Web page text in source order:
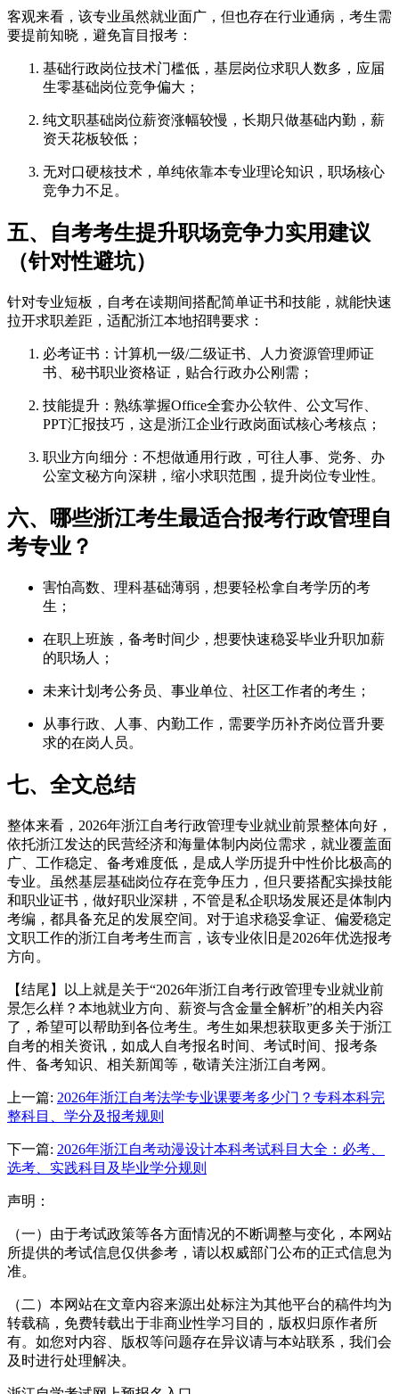
客观来看，该专业虽然就业面广，但也存在行业通病，考生需
要提前知晓，避免盲目报考：
基础行政岗位技术门槛低，基层岗位求职人数多，应届
生零基础岗位竞争偏大；
纯文职基础岗位薪资涨幅较慢，长期只做基础内勤，薪
资天花板较低；
无对口硬核技术，单纯依靠本专业理论知识，职场核心
竞争力不足。
五、自考考生提升职场竞争力实用建议
（针对性避坑）
针对专业短板，自考在读期间搭配简单证书和技能，就能快速
拉开求职差距，适配浙江本地招聘要求：
必考证书：计算机一级/二级证书、人力资源管理师证
书、秘书职业资格证，贴合行政办公刚需；
技能提升：熟练掌握Office全套办公软件、公文写作、
PPT汇报技巧，这是浙江企业行政岗面试核心考核点；
职业方向细分：不想做通用行政，可往人事、党务、办
公室文秘方向深耕，缩小求职范围，提升岗位专业性。
六、哪些浙江考生最适合报考行政管理自
考专业？
害怕高数、理科基础薄弱，想要轻松拿自考学历的考
生；
在职上班族，备考时间少，想要快速稳妥毕业升职加薪
的职场人；
未来计划考公务员、事业单位、社区工作者的考生；
从事行政、人事、内勤工作，需要学历补齐岗位晋升要
求的在岗人员。
七、全文总结
整体来看，2026年浙江自考行政管理专业就业前景整体向好，
依托浙江发达的民营经济和海量体制内岗位需求，就业覆盖面
广、工作稳定、备考难度低，是成人学历提升中性价比极高的
专业。虽然基层基础岗位存在竞争压力，但只要搭配实操技能
和职业证书，做好职业深耕，不管是私企职场发展还是体制内
考编，都具备充足的发展空间。对于追求稳妥拿证、偏爱稳定
文职工作的浙江自考考生而言，该专业依旧是2026年优选报考
方向。
【结尾】以上就是关于“2026年浙江自考行政管理专业就业前
景怎么样？本地就业方向、薪资与含金量全解析”的相关内容
了，希望可以帮助到各位考生。考生如果想获取更多关于浙江
自考的相关资讯，如成人自考报名时间、考试时间、报考条
件、备考知识、相关新闻等，敬请关注浙江自考网。
上一篇: 2026年浙江自考法学专业课要考多少门？专科本科完
整科目、学分及报考规则
下一篇: 2026年浙江自考动漫设计本科考试科目大全：必考、
选考、实践科目及毕业学分规则
声明：
（一）由于考试政策等各方面情况的不断调整与变化，本网站
所提供的考试信息仅供参考，请以权威部门公布的正式信息为
准。
（二）本网站在文章内容来源出处标注为其他平台的稿件均为
转载稿，免费转载出于非商业性学习目的，版权归原作者所
有。如您对内容、版权等问题存在异议请与本站联系，我们会
及时进行处理解决。